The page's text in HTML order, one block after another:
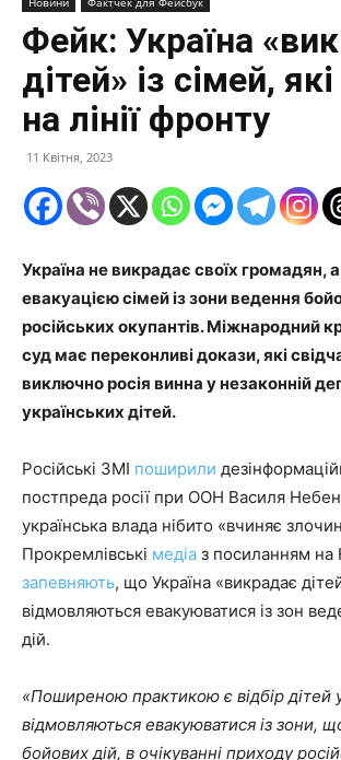
Фейк: Україна
дітей» із сімей,
на лінії фронту
11 Квітня, 2023
Україна не викрадає своїх громадян,
евакуацією сімей із зони ведення
російських окупантів. Міжнародний
суд має переконливі докази, які
виключно росія винна у незаконній
українських дітей.
Російські ЗМІ поширили
постпреда росії при ООН Василя
українська влада нібито «вчиняє
Прокремлівські медіа з посиланням
запевняють, що Україна «викрадає
відмовляються евакуюватися із зон
дій.
«Поширеною практикою є відбір дітей у
відмовляються евакуюватися із зони,
бойових дій, в очікуванні приходу